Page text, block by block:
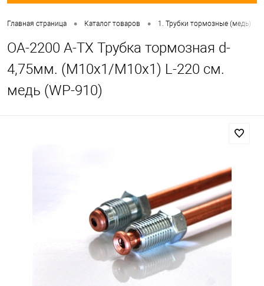
Главная страница • Каталог товаров • 1. Трубки тормозные (медь)
OA-2200 A-TX Трубка тормозная d-
4,75мм. (М10х1/М10х1) L-220 см.
медь (WP-910)